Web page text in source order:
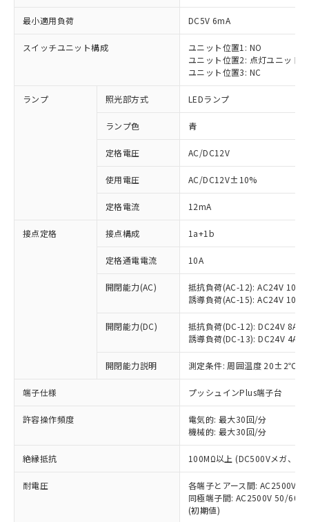
最小適用負荷 DC5V 6mA
スイッチユニット構成
ユニット位置1: NO
ユニット位置2: 点灯ユニット
ユニット位置3: NC
ランプ 照光部方式 LEDランプ
ランプ色 青
定格電圧 AC/DC12V
使用電圧 AC/DC12V±10%
定格電流 12mA
接点定格 接点構成 1a+1b
定格通電電流 10A
開閉能力(AC)
抵抗負荷(AC-12): AC24V 10A/
誘導負荷(AC-15): AC24V
開閉能力(DC)
抵抗負荷(DC-12): DC24V 8A/
誘導負荷(DC-13): DC24V 4A/
開閉能力説明 測定条件: 周囲温度 20±2℃、
端子仕様 プッシュインPlus端子台
許容操作頻度
電気的: 最大30回/分
機械的: 最大30回/分
絶縁抵抗 100MΩ以上 (DC500Vメガ、点
耐電圧
各端子とアース間: AC2500V
同極端子間: AC2500V 50/
(初期値)
ご利用条件
ご利用ください。
本サービスは、当社制御機器事業取扱
商品の当社在庫状況および標準価格
(税抜)を提供させていただくもので
当社制御機器事業取扱商品の中には、
本サービスの対象外となる商品もある
ことをご了承ください。
在庫状況および標準価格照会結果は、
対応済み：EU RoHS指令（10物質）の
非含有に対応した製品が提供可能な商品で
対応予定：EU RoHS指令（10物質）の非含
有に対応した製品に切り替える予定のある
対応予定なし：EU RoHS指令（10物質）の
非含有に非対応の商品で、対応品を出す予
定はありません。
調査・確認中：EU RoHS指令（10物質）の
非含有の対応状況を調査中または確認中の
害物質有無と関係のない商品です。
仕入先様の事情により、非含有部品として
いたものが、含有品と判明した場合などや
むを得ず変更することがあります。
※1 中国RoHS○×表
「○」：最大均質材料含有率が中国RoHSの
基準値以下であることを示します。
「×」：最大均質材料含有率が中国RoHSの
基準値を超えていることを示します。
「－」：未確認です。当社販売部門へお問
当社は、これら貴社製品のうち、外国
為替および外国貿易法に定める商品